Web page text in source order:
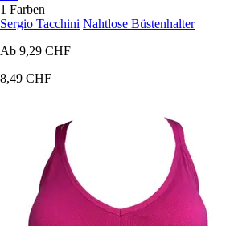
1 Farben
Sergio Tacchini Nahtlose Büstenhalter
Ab 9,29 CHF
8,49 CHF